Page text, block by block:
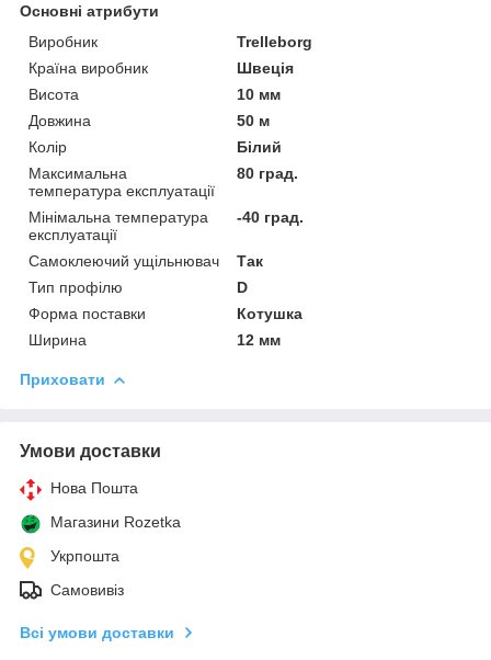
Основні атрибути
Виробник
Trelleborg
Країна виробник
Швеція
Висота
10 мм
Довжина
50 м
Колір
Білий
Максимальна
температура експлуатації
80 град.
Мінімальна температура
експлуатації
-40 град.
Самоклеючий ущільнювач
Так
Тип профілю
D
Форма поставки
Котушка
Ширина
12 мм
Приховати
Умови доставки
Нова Пошта
Магазини Rozetka
Укрпошта
Самовивіз
Всі умови доставки